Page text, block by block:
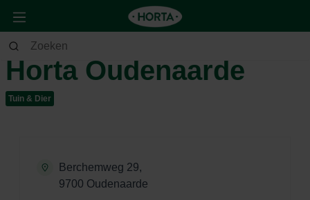
Horta Oudenaarde
Tuin & Dier
Berchemweg 29,
9700 Oudenaarde